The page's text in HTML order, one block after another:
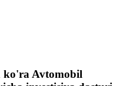
ko'ra Avtomobil